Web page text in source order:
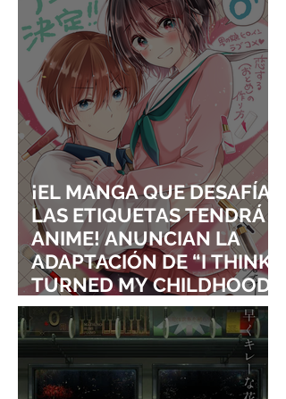
¡EL MANGA QUE DESAFÍA
LAS ETIQUETAS TENDRÁ
ANIME! ANUNCIAN LA
ADAPTACIÓN DE “I THINK I
TURNED MY CHILDHOOD
FRIEND INTO A GIRL”